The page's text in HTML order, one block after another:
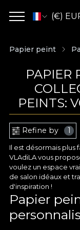
(€)
Papier peint
PAPIER
PEINTS:
Refine by 1
Il est désormais plus
VLAdiLA vous
voulez un espace
de salon idéaux et
d'inspiration !
Papier